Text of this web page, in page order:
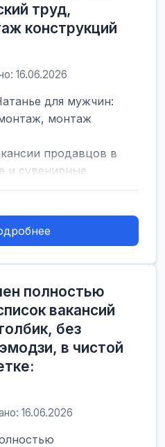
труд,
конструкций
16.06.2026
для мужчин:
монтаж
продавцов в
и сувенирные
м...
полностью
вакансий
без
в чистой
16.06.2026